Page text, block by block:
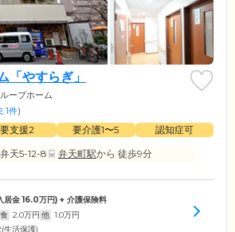
「やすらぎ」
ープホーム
1件)
要支援2 要介護1〜5
認知症可
天5-12-8
弁天町駅から 徒歩9分
居金16.0万円) + 介護保険料
食 2.0万円 他 1.0万円
生活保護)